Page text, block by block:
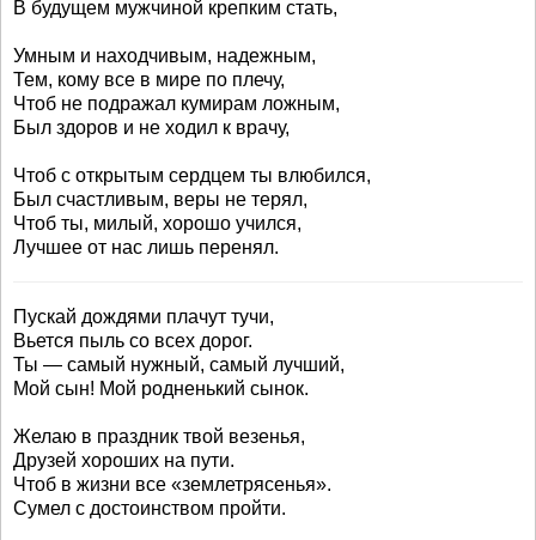
В будущем мужчиной крепким стать,
Умным и находчивым, надежным,
Тем, кому все в мире по плечу,
Чтоб не подражал кумирам ложным,
Был здоров и не ходил к врачу,
Чтоб с открытым сердцем ты влюбился,
Был счастливым, веры не терял,
Чтоб ты, милый, хорошо учился,
Лучшее от нас лишь перенял.
Пускай дождями плачут тучи,
Вьется пыль со всех дорог.
Ты — самый нужный, самый лучший,
Мой сын! Мой родненький сынок.
Желаю в праздник твой везенья,
Друзей хороших на пути.
Чтоб в жизни все «землетрясенья».
Сумел с достоинством пройти.